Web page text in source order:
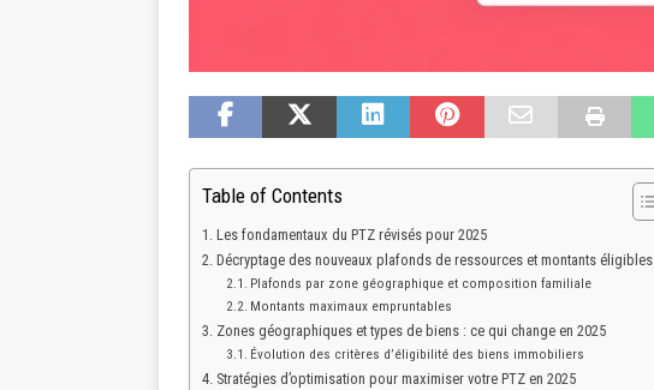
Table of Contents
Les fondamentaux du PTZ révisés pour 2025
Décryptage des nouveaux plafonds de ressources et montants éligibles
Plafonds par zone géographique et composition familiale
Montants maximaux empruntables
Zones géographiques et types de biens : ce qui change en 2025
Évolution des critères d’éligibilité des biens immobiliers
Stratégies d’optimisation pour maximiser votre PTZ en 2025